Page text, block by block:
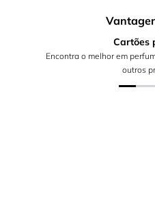
Cartões
Encontra o melhor em
outros